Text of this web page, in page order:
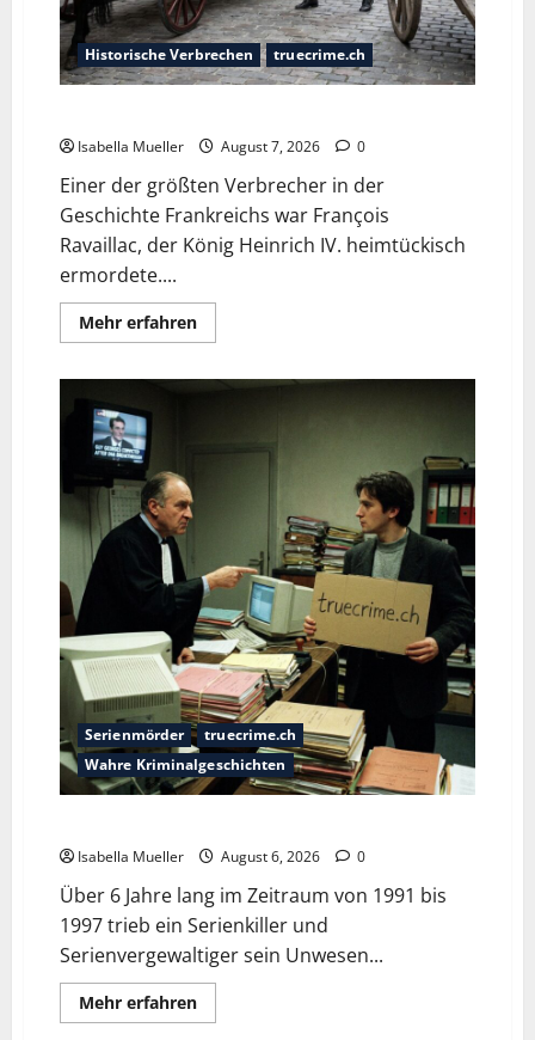
Historische Verbrechen truecrime.ch
Isabella Mueller August 7, 2026 0
Einer der größten Verbrecher in der
Geschichte Frankreichs war François
Ravaillac, der König Heinrich IV. heimtückisch
ermordete....
Mehr erfahren
Serienmörder
truecrime.ch
Wahre Kriminalgeschichten
Isabella Mueller August 6, 2026 0
Über 6 Jahre lang im Zeitraum von 1991 bis
1997 trieb ein Serienkiller und
Serienvergewaltiger sein Unwesen...
Mehr erfahren